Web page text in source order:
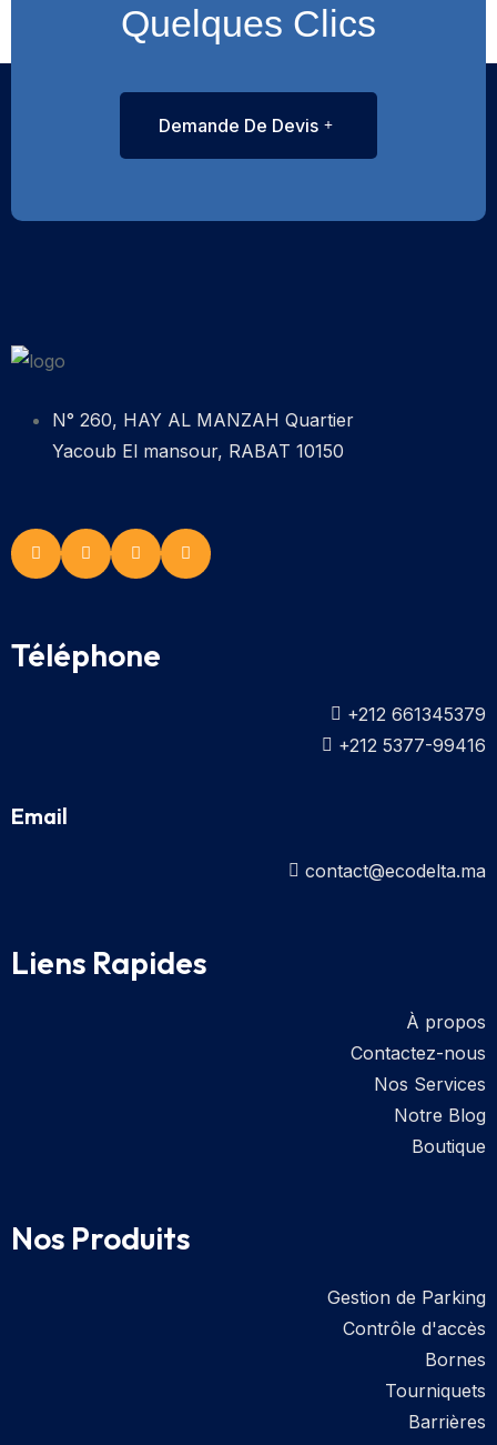
Quelques Clics
Demande De Devis
N° 260, HAY AL MANZAH Quartier
Yacoub El mansour, RABAT 10150
Téléphone
+212 661345379
+212 5377-99416
Email
contact@ecodelta.ma
Liens Rapides
À propos
Contactez-nous
Nos Services
Notre Blog
Boutique
Nos Produits
Gestion de Parking
Contrôle d'accès
Bornes
Tourniquets
Barrières